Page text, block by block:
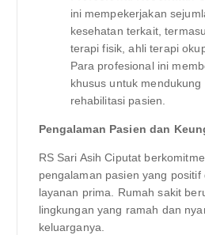
ini mempekerjakan
kesehatan terkait,
terapi fisik, ahli terapi
Para profesional ini
khusus untuk
rehabilitasi pasien.
Pengalaman Pasien dan
RS Sari Asih Ciputat
pengalaman pasien yang positif
layanan prima. Rumah sakit
lingkungan yang ramah dan
keluarganya.